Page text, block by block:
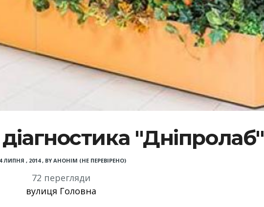
"Дніпролаб"
ЛИПНЯ , 2014, BY АНОНІМ (НЕ ПЕРЕВІРЕНО)
72 перегляди
вулиця Головна